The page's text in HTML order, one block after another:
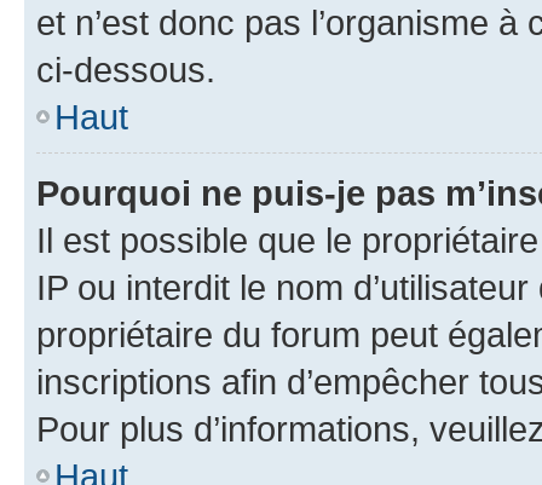
et n’est donc pas l’organisme
ci-dessous.
Haut
Pourquoi ne puis-je pas
Il est possible que le
IP ou interdit le nom
propriétaire du forum peut
inscriptions afin d’empêcher
Pour plus d’informations,
Haut